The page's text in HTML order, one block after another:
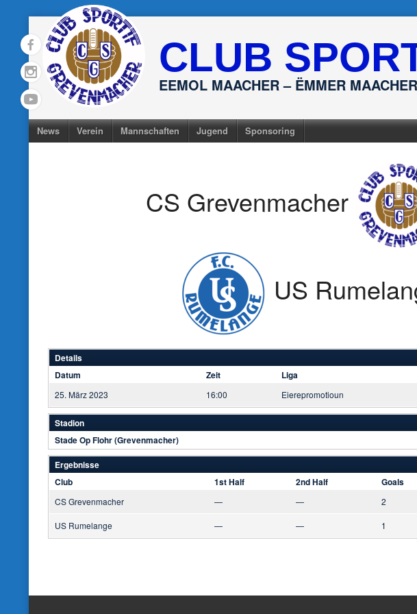
to
content
CLUB
EEMOL MAACHER – ËMMER MAACHER
News Verein Mannschaften Jugend Sponsoring
CS Grevenmacher
US
Details
Datum
Zeit Liga
25. März 2023 16:00 Eierepromotioun
Stadion
Stade Op Flohr (Grevenmacher)
Ergebnisse
Club
1st Half 2nd Half Goals
CS Grevenmacher — — 2
US Rumelange — — 1